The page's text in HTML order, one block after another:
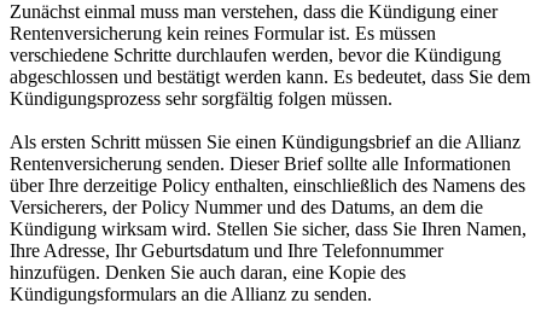
Zunächst einmal muss man verstehen, dass die Kündigung einer
Rentenversicherung kein reines Formular ist. Es müssen
verschiedene Schritte durchlaufen werden, bevor die Kündigung
abgeschlossen und bestätigt werden kann. Es bedeutet, dass Sie dem
Kündigungsprozess sehr sorgfältig folgen müssen.
Als ersten Schritt müssen Sie einen Kündigungsbrief an die Allianz
Rentenversicherung senden. Dieser Brief sollte alle Informationen
über Ihre derzeitige Policy enthalten, einschließlich des Namens des
Versicherers, der Policy Nummer und des Datums, an dem die
Kündigung wirksam wird. Stellen Sie sicher, dass Sie Ihren Namen,
Ihre Adresse, Ihr Geburtsdatum und Ihre Telefonnummer
hinzufügen. Denken Sie auch daran, eine Kopie des
Kündigungsformulars an die Allianz zu senden.